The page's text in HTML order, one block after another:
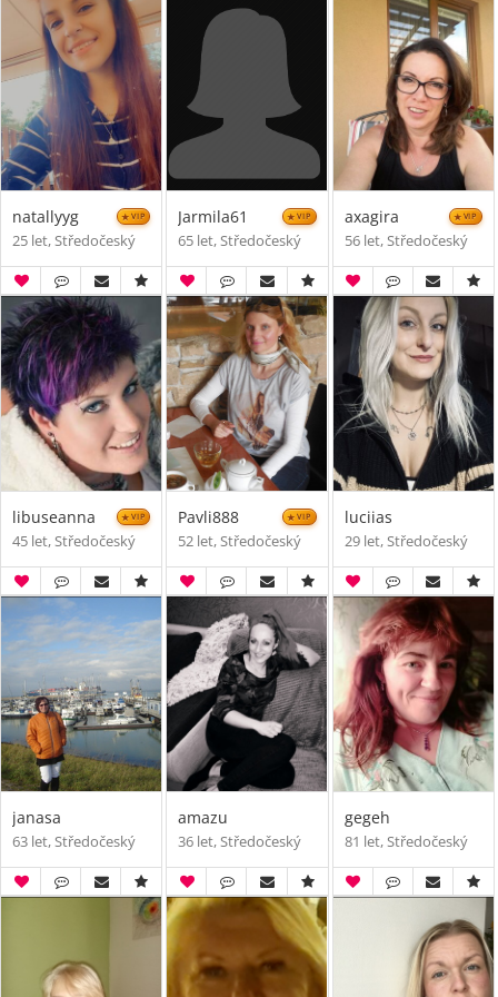
natallyyg VIP
25 let, Středočeský
Jarmila61 VIP
65 let, Středočeský
axagira VIP
56 let, Středočeský
libuseanna VIP
45 let, Středočeský
Pavli888 VIP
52 let, Středočeský
luciias
29 let, Středočeský
janasa
63 let, Středočeský
amazu
36 let, Středočeský
gegeh
81 let, Středočeský